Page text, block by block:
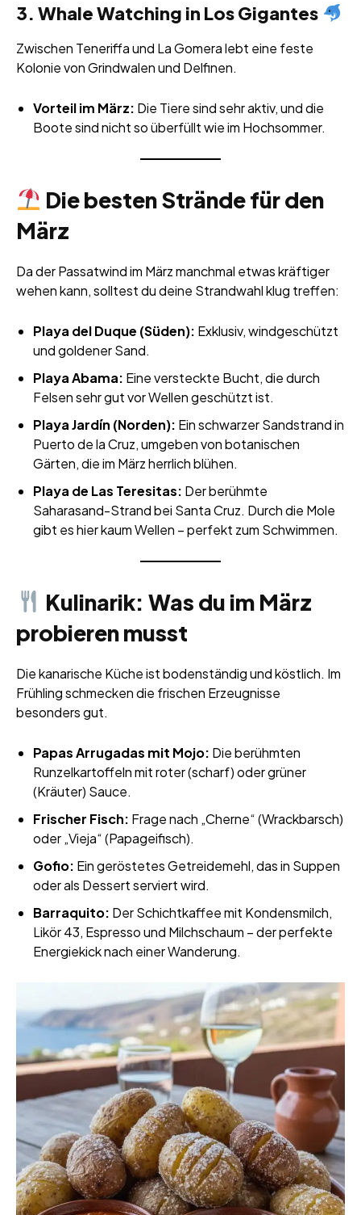
3. Whale Watching in Los Gigantes
Zwischen Teneriffa und La Gomera lebt eine feste
Kolonie von Grindwalen und Delfinen.
Vorteil im März: Die Tiere sind sehr aktiv, und die
Boote sind nicht so überfüllt wie im Hochsommer.
Die besten Strände für den
März
Da der Passatwind im März manchmal etwas kräftiger
wehen kann, solltest du deine Strandwahl klug treffen:
Playa del Duque (Süden): Exklusiv, windgeschützt
und goldener Sand.
Playa Abama: Eine versteckte Bucht, die durch
Felsen sehr gut vor Wellen geschützt ist.
Playa Jardín (Norden): Ein schwarzer Sandstrand in
Puerto de la Cruz, umgeben von botanischen
Gärten, die im März herrlich blühen.
Playa de Las Teresitas: Der berühmte
Saharasand-Strand bei Santa Cruz. Durch die Mole
gibt es hier kaum Wellen – perfekt zum Schwimmen.
Kulinarik: Was du im März
probieren musst
Die kanarische Küche ist bodenständig und köstlich. Im
Frühling schmecken die frischen Erzeugnisse
besonders gut.
Papas Arrugadas mit Mojo: Die berühmten
Runzelkartoffeln mit roter (scharf) oder grüner
(Kräuter) Sauce.
Frischer Fisch: Frage nach „Cherne“ (Wrackbarsch)
oder „Vieja“ (Papageifisch).
Gofio: Ein geröstetes Getreidemehl, das in Suppen
oder als Dessert serviert wird.
Barraquito: Der Schichtkaffee mit Kondensmilch,
Likör 43, Espresso und Milchschaum – der perfekte
Energiekick nach einer Wanderung.